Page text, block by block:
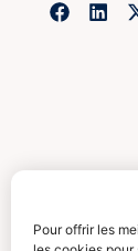
Pour offrir les